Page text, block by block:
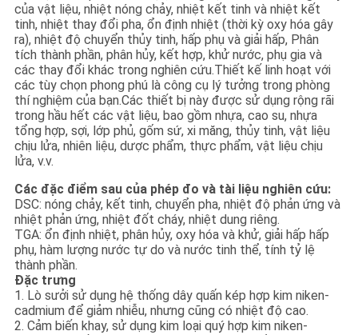
POLICY
của vật liệu, nhiệt nóng chảy, nhiệt kết tinh và nhiệt kết
tinh, nhiệt thay đổi pha, ổn định nhiệt (thời kỳ oxy hóa gây
ra), nhiệt độ chuyển thủy tinh, hấp phụ và giải hấp, Phân
tích thành phần, phân hủy, kết hợp, khử nước, phụ gia và
các thay đổi khác trong nghiên cứu.Thiết kế linh hoạt với
các tùy chọn phong phú là công cụ lý tưởng trong phòng
thí nghiệm của bạn.Các thiết bị này được sử dụng rộng rãi
trong hầu hết các vật liệu, bao gồm nhựa, cao su, nhựa
tổng hợp, sợi, lớp phủ, gốm sứ, xi măng, thủy tinh, vật liệu
chịu lửa, nhiên liệu, dược phẩm, thực phẩm, vật liệu chịu
lửa, v.v.
Các đặc điểm sau của phép đo và tài liệu nghiên cứu:
DSC: nóng chảy, kết tinh, chuyển pha, nhiệt độ phản ứng và
nhiệt phản ứng, nhiệt đốt cháy, nhiệt dung riêng.
TGA: ổn định nhiệt, phân hủy, oxy hóa và khử, giải hấp hấp
phụ, hàm lượng nước tự do và nước tinh thể, tính tỷ lệ
thành phần.
Đặc trưng
1. Lò sưởi sử dụng hệ thống dây quấn kép hợp kim niken-
cadmium để giảm nhiễu, nhưng cũng có nhiệt độ cao.
2. Cảm biến khay, sử dụng kim loại quý hợp kim niken-